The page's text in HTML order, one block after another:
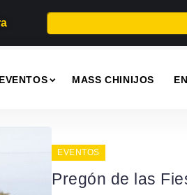
EVENTOS MASS CHINIJOS
EVENTOS
Pregón de las